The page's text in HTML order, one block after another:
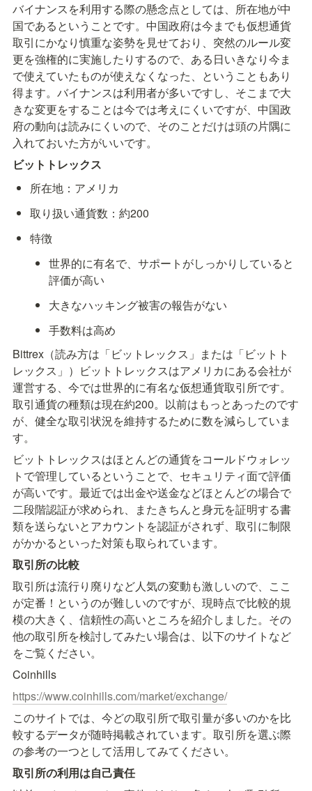
バイナンスを利用する際の懸念点としては、所在地が中
国であるということです。中国政府は今までも仮想通貨
取引にかなり慎重な姿勢を見せており、突然のルール変
更を強権的に実施したりするので、ある日いきなり今ま
で使えていたものが使えなくなった、ということもあり
得ます。バイナンスは利用者が多いですし、そこまで大
きな変更をすることは今では考えにくいですが、中国政
府の動向は読みにくいので、そのことだけは頭の片隅に
入れておいた方がいいです。
ビットトレックス
所在地：アメリカ
取り扱い通貨数：約200
特徴
世界的に有名で、サポートがしっかりしていると
評価が高い
大きなハッキング被害の報告がない
手数料は高め
Bittrex（読み方は「ビットレックス」または「ビットト
レックス」）ビットトレックスはアメリカにある会社が
運営する、今では世界的に有名な仮想通貨取引所です。
取引通貨の種類は現在約200。以前はもっとあったのです
が、健全な取引状況を維持するために数を減らしていま
す。
ビットトレックスはほとんどの通貨をコールドウォレッ
トで管理しているということで、セキュリティ面で評価
が高いです。最近では出金や送金などほとんどの場合で
二段階認証が求められ、またきちんと身元を証明する書
類を送らないとアカウントを認証がされず、取引に制限
がかかるといった対策も取られています。
取引所の比較
取引所は流行り廃りなど人気の変動も激しいので、ここ
が定番！というのが難しいのですが、現時点で比較的規
模の大きく、信頼性の高いところを紹介しました。その
他の取引所を検討してみたい場合は、以下のサイトなど
をご覧ください。
Coinhills
https://www.coinhills.com/market/exchange/
このサイトでは、今どの取引所で取引量が多いのかを比
較するデータが随時掲載されています。取引所を選ぶ際
の参考の一つとして活用してみてください。
取引所の利用は自己責任